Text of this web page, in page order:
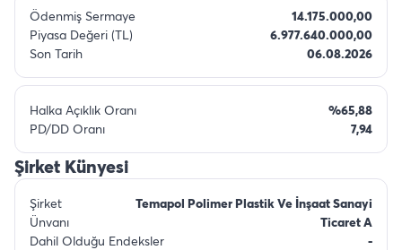
Ödenmiş Sermaye
14.175.000,00
Piyasa Değeri (TL)
6.977.640.000,00
Son Tarih
06.08.2026
Halka Açıklık Oranı
%65,88
PD/DD Oranı
7,94
Şirket Künyesi
Şirket
Ünvanı
Temapol Polimer Plastik Ve İnşaat Sanayi
Ticaret A
Dahil Olduğu Endeksler
-